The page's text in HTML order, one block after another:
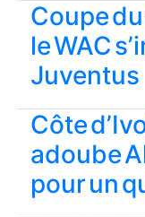
Coupe
le WAC
Juventus
Côte
adoube
pour un